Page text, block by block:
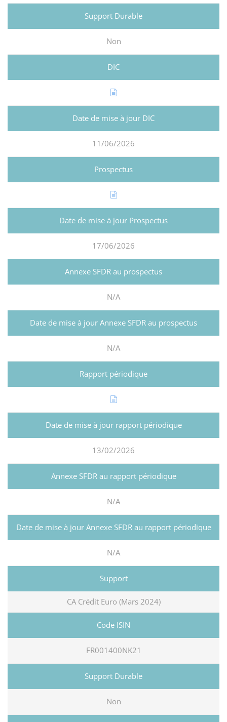
Non
11/06/2026
17/06/2026
N/A
N/A
13/02/2026
N/A
N/A
CA Crédit Euro (Mars 2024)
FR001400NK21
Non